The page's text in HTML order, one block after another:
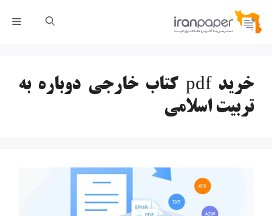
پرش
خرید pdf کتاب خارجی دوباره به
تربیت اسلامی